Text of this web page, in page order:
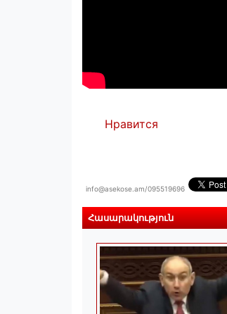
Нравится
info@asekose.am/095519696
Հասարակություն